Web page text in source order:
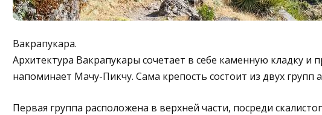
Вакрапукара.
Архитектура Вакрапукары сочетает в себе каменную кладку и
напоминает Мачу-Пикчу. Сама крепость состоит из двух групп
Первая группа расположена в верхней части, посреди